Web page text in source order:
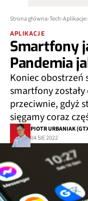
Strona główna Tech Aplikacje
APLIKACJE
Smartfony
Pandemia
Koniec obostrzeń
smartfony
przeciwnie, gdyż
sięgamy coraz
PIOTR URBANIAK
04 SIE 2022